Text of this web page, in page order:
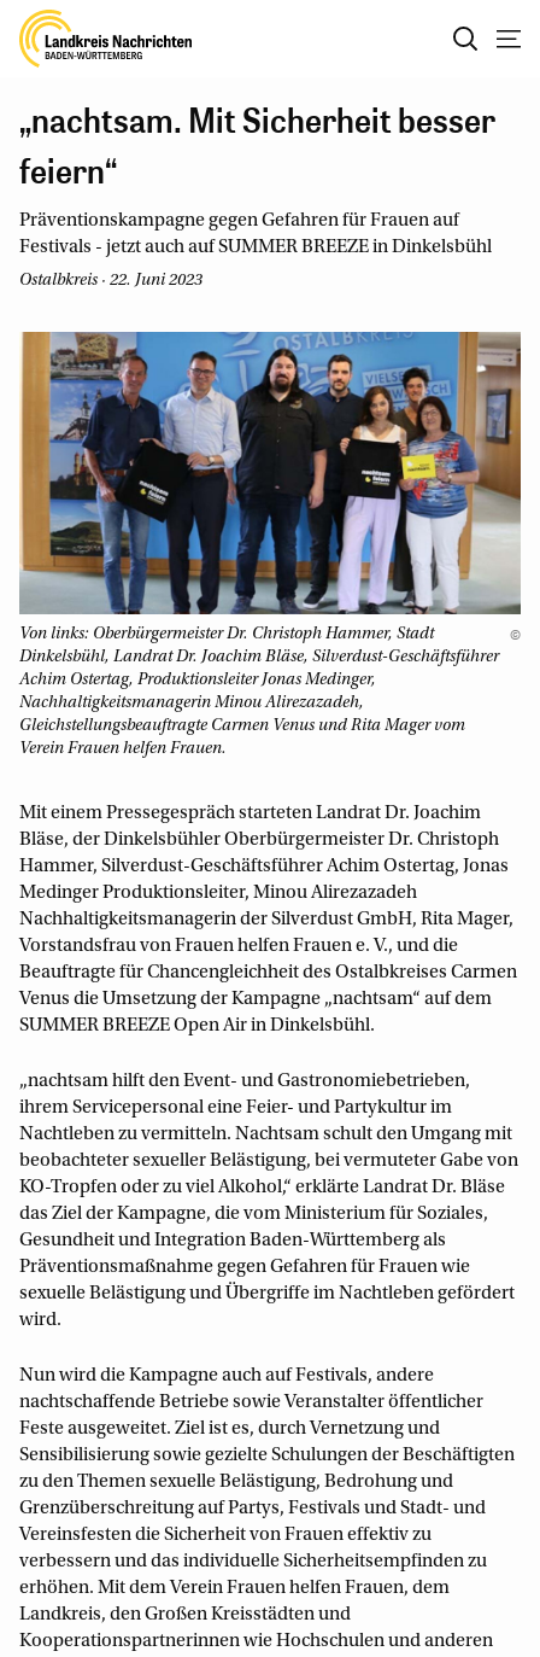
„nachtsam. Mit Sicherheit besser
feiern“
Präventionskampagne gegen Gefahren für Frauen auf
Festivals - jetzt auch auf SUMMER BREEZE in Dinkelsbühl
Ostalbkreis · 22. Juni 2023
Von links: Oberbürgermeister Dr. Christoph Hammer, Stadt
Dinkelsbühl, Landrat Dr. Joachim Bläse, Silverdust-Geschäftsführer
Achim Ostertag, Produktionsleiter Jonas Medinger,
Nachhaltigkeitsmanagerin Minou Alirezazadeh,
Gleichstellungsbeauftragte Carmen Venus und Rita Mager vom
Verein Frauen helfen Frauen.
©
Mit einem Pressegespräch starteten Landrat Dr. Joachim
Bläse, der Dinkelsbühler Oberbürgermeister Dr. Christoph
Hammer, Silverdust-Geschäftsführer Achim Ostertag, Jonas
Medinger Produktionsleiter, Minou Alirezazadeh
Nachhaltigkeitsmanagerin der Silverdust GmbH, Rita Mager,
Vorstandsfrau von Frauen helfen Frauen e. V., und die
Beauftragte für Chancengleichheit des Ostalbkreises Carmen
Venus die Umsetzung der Kampagne „nachtsam“ auf dem
SUMMER BREEZE Open Air in Dinkelsbühl.
„nachtsam hilft den Event- und Gastronomiebetrieben,
ihrem Servicepersonal eine Feier- und Partykultur im
Nachtleben zu vermitteln. Nachtsam schult den Umgang mit
beobachteter sexueller Belästigung, bei vermuteter Gabe von
KO-Tropfen oder zu viel Alkohol,“ erklärte Landrat Dr. Bläse
das Ziel der Kampagne, die vom Ministerium für Soziales,
Gesundheit und Integration Baden-Württemberg als
Präventionsmaßnahme gegen Gefahren für Frauen wie
sexuelle Belästigung und Übergriffe im Nachtleben gefördert
wird.
Nun wird die Kampagne auch auf Festivals, andere
nachtschaffende Betriebe sowie Veranstalter öffentlicher
Feste ausgeweitet. Ziel ist es, durch Vernetzung und
Sensibilisierung sowie gezielte Schulungen der Beschäftigten
zu den Themen sexuelle Belästigung, Bedrohung und
Grenzüberschreitung auf Partys, Festivals und Stadt- und
Vereinsfesten die Sicherheit von Frauen effektiv zu
verbessern und das individuelle Sicherheitsempfinden zu
erhöhen. Mit dem Verein Frauen helfen Frauen, dem
Landkreis, den Großen Kreisstädten und
Kooperationspartnerinnen wie Hochschulen und anderen